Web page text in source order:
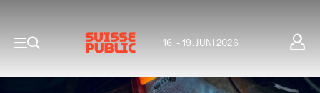
16. - 19. JUNI 2026